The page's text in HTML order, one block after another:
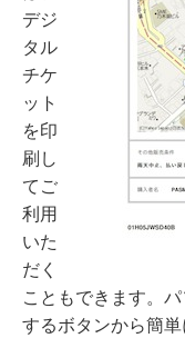
デジ
タル
チケ
ット
を印
刷し
てご
利用
いた
だく
こともできます。
するボタンから簡単